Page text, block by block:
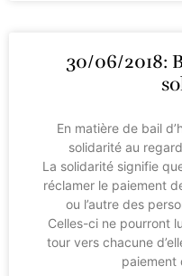
30/06/2018:
En matière de bail
solidarité au
La solidarité signifie
réclamer le paiement
ou l’autre des
Celles-ci ne pourront
tour vers chacune
paiement